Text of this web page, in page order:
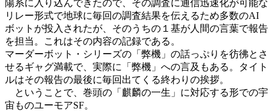
陽系に入り込んできたので、その調査に通信迅速化が可能な
リレー形式で地球に毎回の調査結果を伝えるため多数のAI
ボットが投入されたが、そのうちの１基が人間の言葉で報告
を担当。これはその内容の記録である。
マーダーボット・シリーズの「弊機」の話っぷりを彷彿とさ
せるギャグ満載で、実際に「弊機」への言及もある。タイト
ルはその報告の最後に毎回出てくる終わりの挨拶。
ということで、巻頭の「麒麟の一生」に対応する形での宇
宙ものユーモアSF。